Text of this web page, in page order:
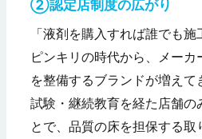
②認定店制度の広がり
「液剤を購入すれば誰でも
ピンキリの時代から、メー
を整備するブランドが増え
試験・継続教育を経た店舗の
とで、品質の床を担保する取